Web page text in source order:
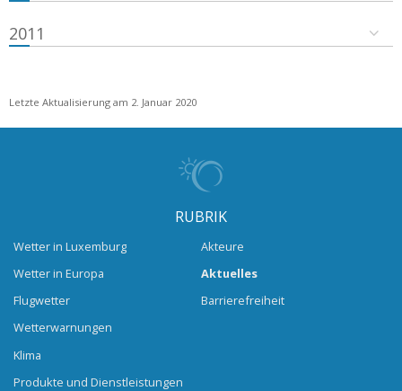
2011
Letzte Aktualisierung am 2. Januar 2020
RUBRIK
Wetter in Luxemburg
Wetter in Europa
Flugwetter
Wetterwarnungen
Klima
Produkte und Dienstleistungen
Akteure
Aktuelles
Barrierefreiheit